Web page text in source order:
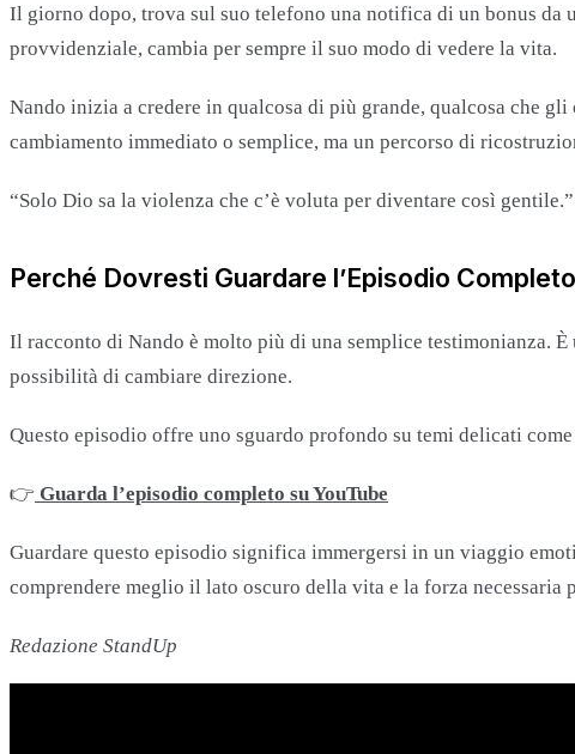
Il giorno dopo, trova sul suo telefono una notifica di un bonus da
provvidenziale, cambia per sempre il suo modo di vedere la vita.
Nando inizia a credere in qualcosa di più grande, qualcosa che
cambiamento immediato o semplice, ma un percorso di
“Solo Dio sa la violenza che c’è voluta per diventare così
Perché Dovresti Guardare l’Episodio Completo
Il racconto di Nando è molto più di una semplice testimonianza.
possibilità di cambiare direzione.
Questo episodio offre uno sguardo profondo su temi delicati
👉 Guarda l’episodio completo su YouTube
Guardare questo episodio significa immergersi in un viaggio
comprendere meglio il lato oscuro della vita e la forza necessaria
Redazione StandUp